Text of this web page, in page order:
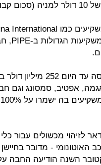
אינוויז נוסדה ב-2016
אפטיב, סמסונג וגם
לזיהוי מכשולים עבור
האוטונומי - מדובר
השנה הודיעה החבה